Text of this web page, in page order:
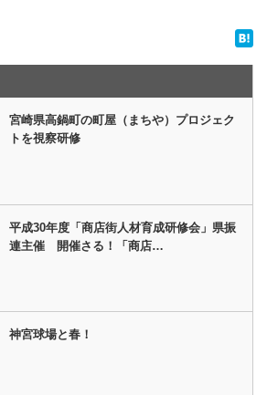
宮崎県高鍋町の町屋（まちや）プロジェク
トを視察研修
平成30年度「商店街人材育成研修会」県振
連主催 開催さる！「商店…
神宮球場と春！